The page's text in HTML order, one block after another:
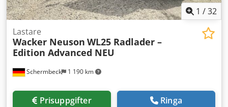
1 /32
Schermbeck 1 190 km
Lastare
Wacker Neuson WL25 Radlader –
Edition Advanced NEU
Prisuppgifter Ringa